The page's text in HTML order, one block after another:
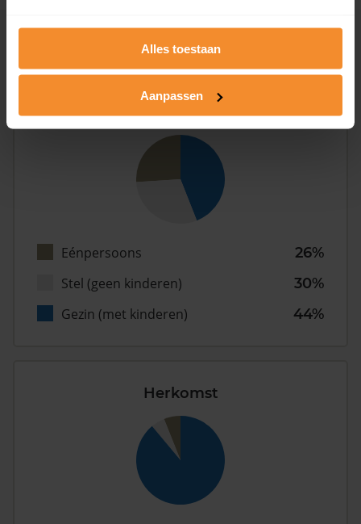
Alles toestaan
Aanpassen
Type huishoudens
Eénpersoons
26%
Stel (geen kinderen)
30%
Gezin (met kinderen)
44%
Herkomst